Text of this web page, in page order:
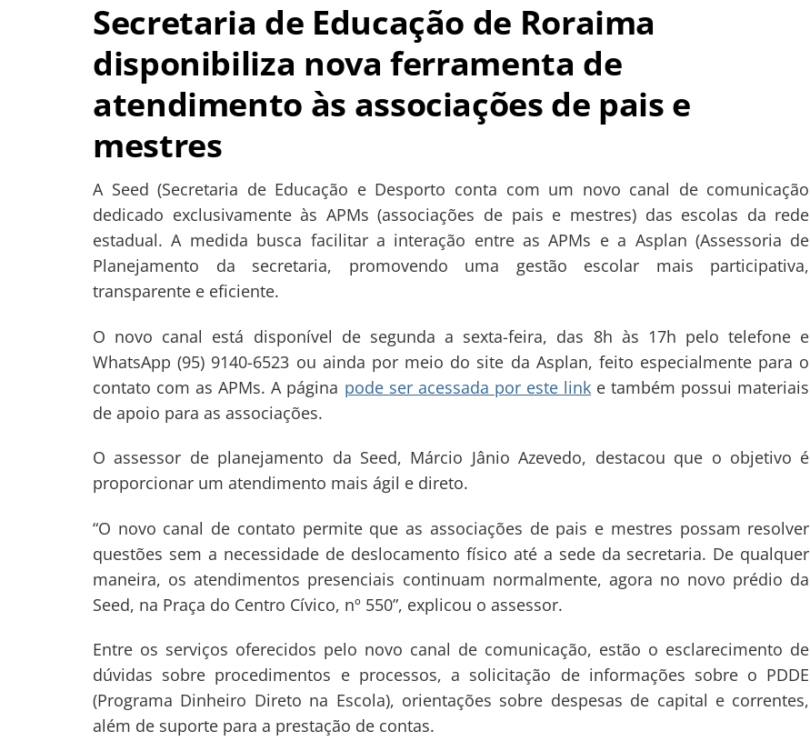
Secretaria de Educação de Roraima
disponibiliza nova ferramenta de
atendimento às associações de pais e
mestres
A Seed (Secretaria de Educação e Desporto conta com um novo canal de comunicação
dedicado exclusivamente às APMs (associações de pais e mestres) das escolas da rede
estadual. A medida busca facilitar a interação entre as APMs e a Asplan (Assessoria de
Planejamento da secretaria, promovendo uma gestão escolar mais participativa,
transparente e eficiente.
O novo canal está disponível de segunda a sexta-feira, das 8h às 17h pelo telefone e
WhatsApp (95) 9140-6523 ou ainda por meio do site da Asplan, feito especialmente para o
contato com as APMs. A página pode ser acessada por este link e também possui materiais
de apoio para as associações.
O assessor de planejamento da Seed, Márcio Jânio Azevedo, destacou que o objetivo é
proporcionar um atendimento mais ágil e direto.
“O novo canal de contato permite que as associações de pais e mestres possam resolver
questões sem a necessidade de deslocamento físico até a sede da secretaria. De qualquer
maneira, os atendimentos presenciais continuam normalmente, agora no novo prédio da
Seed, na Praça do Centro Cívico, nº 550”, explicou o assessor.
Entre os serviços oferecidos pelo novo canal de comunicação, estão o esclarecimento de
dúvidas sobre procedimentos e processos, a solicitação de informações sobre o PDDE
(Programa Dinheiro Direto na Escola), orientações sobre despesas de capital e correntes,
além de suporte para a prestação de contas.
Navegação